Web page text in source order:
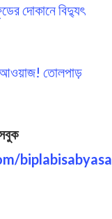
দোকানে বিদ্যুৎ
আওয়াজ! তোলপাড়